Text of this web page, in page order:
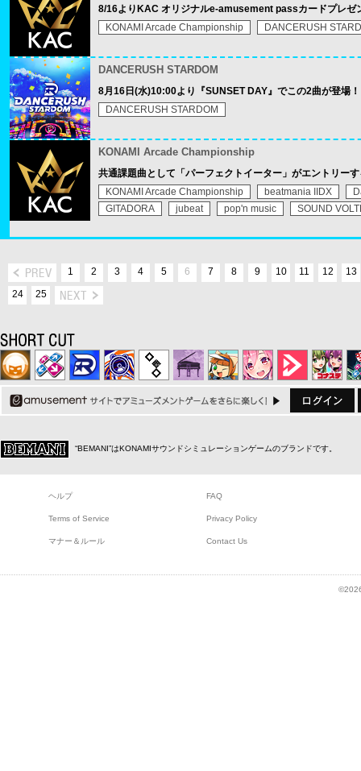
8/16よりKAC オリジナルe-amusement passカードプレゼ
KONAMI Arcade Championship
DANCERUSH
DANCERUSH STARDOM
8月16日(水)10:00より『SUNSET DAY』でこの2曲が登場！
DANCERUSH STARDOM
KONAMI Arcade Championship
共通課題曲として「パーフェクトイーター」がエントリー
KONAMI Arcade Championship
beatmania IIDX
GITADORA
jubeat pop'n music SOUND
1 2 3 4 5 6 7 8 9 10 11 12
13
24
25
“BEMANI”はKONAMIサウンドシミュレーションゲームのブランドです。
ヘルプ FAQ
Terms of Service Privacy Policy
マナー＆ルール Contact Us